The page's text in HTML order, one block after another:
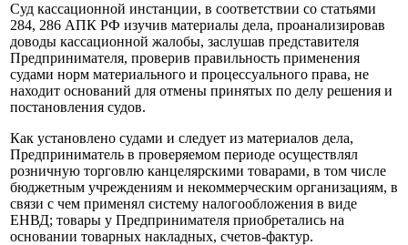
Суд кассационной инстанции, в соответствии со статьями
284, 286 АПК РФ изучив материалы дела, проанализировав
доводы кассационной жалобы, заслушав представителя
Предпринимателя, проверив правильность применения
судами норм материального и процессуального права, не
находит оснований для отмены принятых по делу решения и
постановления судов.
Как установлено судами и следует из материалов дела,
Предприниматель в проверяемом периоде осуществлял
розничную торговлю канцелярскими товарами, в том числе
бюджетным учреждениям и некоммерческим организациям, в
связи с чем применял систему налогообложения в виде
ЕНВД; товары у Предпринимателя приобретались на
основании товарных накладных, счетов-фактур.